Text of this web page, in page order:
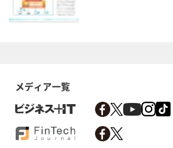
メディア一覧